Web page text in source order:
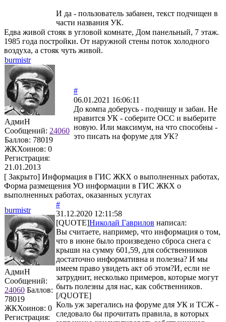
И да - пользователь забанен, текст подчищен в
части названия УК.
Едва живой стояк в угловой комнате, Дом панельный, 7 этаж.
1985 года постройки. От наружной стены поток холодного
воздуха, а стояк чуть живой.
burmistr
АдмиН
Сообщений: 24060
Баллов: 78019
ЖКХоинов: 0
Регистрация:
21.01.2013
#
06.01.2021 16:06:11
До компа доберусь - подчищу и забан. Не
нравится УК - соберите ОСС и выберите
новую. Или максимум, на что способны -
это писать на форуме для УК?
[ Закрыто] Информация в ГИС ЖКХ о выполненных работах,
Форма размещения УО информации в ГИС ЖКХ о
выполненных работах, оказанных услугах
burmistr
АдмиН
Сообщений:
24060 Баллов:
78019
ЖКХоинов: 0
Регистрация:
#
31.12.2020 12:11:58
[QUOTE]Николай Гаврилов написал:
Вы считаете, например, что информация о том,
что в июне было произведено сброса снега с
крыши на сумму 601,59, для собственников
достаточно информативна и полезна? И мы
имеем право увидеть акт об этом?И, если не
затруднит, несколько примеров, которые могут
быть полезны для нас, как собственников.
[/QUOTE]
Коль уж зарегались на форуме для УК и ТСЖ -
следовало бы прочитать правила, в которых